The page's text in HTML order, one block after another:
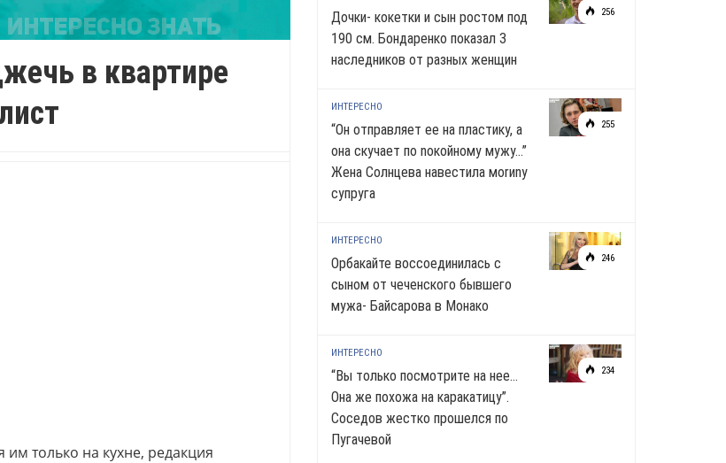
в квартире
им только на кухне, редакция
256
Дочки- кокетки и сын ростом под
190 см. Бондаренко показал 3
наследников от разных женщин
255
ИНТЕРЕСНО
“Он отправляет ее на пластику, а
она скучает по noкoйномy мужу…”
Жена Солнцева навестила моrиnу
супруга
246
ИНТЕРЕСНО
Орбакайте воссоединилась с
сыном от чеченского бывшего
мужа- Байсарова в Монако
234
ИНТЕРЕСНО
“Вы только посмотрите на нее…
Она же похожа на каракатицу”.
Соседов жестко прошелся по
Пугачевой